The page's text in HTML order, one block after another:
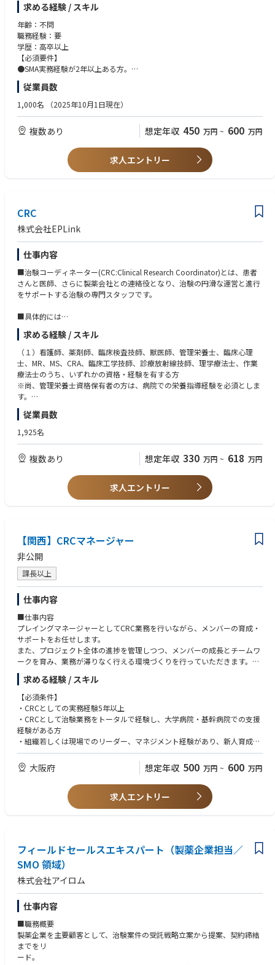
【主な業務内容】
●社内や社外の関係者との交渉・相談
●院内スタッフとの調整支援
●治験実施の可能性を確認するための調査
●治験に関する事務的業務の全体支援
入社者の大半が未経験者ですが、入社時研修やフォローアップ研修、OJT
など、自立へのサポート体制が充実しておりますのでご安心ください。
営業要素が多く、エリアや時期等によって異なりますが、外勤5から7割：
【働き方について】
●平均有給取得日数（2022年度） 12日
●1週間のスケジュール例
火（出社→外勤）：メールチェック、ミーティング、書類整理・ファイリ
ング、施設訪問
水（出社/来客対応）：メールチェック、来客対応、資料作成
CRCとミーティング
金（出社）：メールチェック、書類整理・ファイリング、資料作成、研修
受講
求める経験 / スキル
年齢：不問
職務経験：要
学歴：高卒以上
【必須要件】
●SMA実務経験が2年以上ある方。
●東京で約2週間に渡り実施される入社研修に参加可能な方。(※期間中は
東京滞在)
従業員数
1,000名 （2025年10月1日現在）
複数あり 想定年収 450 万円 ~ 600 万円
求人エントリー
CRC
株式会社EPLink
仕事内容
■治験コーディネーター(CRC:Clinical Research Coordinator)とは、患者
さんと医師、さらに製薬会社との連絡役となり、治験の円滑な運営と進行
をサポートする治験の専門スタッフです。
■具体的には
○治験に参加する患者（被験者）に対する試験内容の説明補助やフォロー
業務
○試験データや記録の整理、医師と製薬企業との調整など。
＊週の半分は大学病院又はクリニックにて被験者へのインフォームドコン
セント（情報提供）やフォローを、残りは社内にて書類作成等の業務を行
います。
新薬の開発に従事する立場として、最先端医療に携わることがやりがいの
一つです。
看護師・薬剤師・臨床検査技師の仕事からキャリアチェンジを図りたい
方、且つ臨床現場からあまり離れたくない方にお勧めしたいお仕事です。
ます（http://epsogo-recruit.jp/chiken/CRC.html）
★女性にとって働き易い環境で、育休・産休でお休みされていらっしゃる
求める経験 / スキル
（１）看護師、薬剤師、臨床検査技師、獣医師、管理栄養士、臨床心理
士、MR、MS、CRA、臨床工学技師、診療放射線技師、理学療法士、作業
療法士のうち、いずれかの資格・経験を有する方
※尚、管理栄養士資格保有者の方は、病院での栄養指導経験を必須としま
す。
（２）CRC経験者 ※経験者であれば資格は問いません
従業員数
1,925名
複数あり 想定年収 330 万円 ~ 618 万円
求人エントリー
【関西】CRCマネージャー
非公開
課長以上
仕事内容
■仕事内容
プレイングマネージャーとしてCRC業務を行いながら、メンバーの育成・
サポートをお任せします。
また、プロジェクト全体の進捗を管理しつつ、メンバーの成長とチームワ
ークを育み、業務が滞りなく行える環境づくりを行っていただきます。
・医療機関及び依頼者等との関係構築、プロジェクト推進支援
・治験業務の実施及びメンバーへの業務指導・マネジメント
・プロジェクト全体の進捗管理
・新規施設の立ち上げ
・メンバーの育成、業務フォロー体制の構築
・会社方針・ビジョンをメンバーに共有し、理解浸透を図る
・チーム内の情報共有や協働体制の強化による組織力向上
求める経験 / スキル
【必須条件】
・CRCとしての実務経験5年以上
・CRCとして治験業務をトータルで経験し、大学病院・基幹病院での支援
経験がある方
・組織若しくは現場でのリーダー、マネジメント経験があり、新人育成や
フォローができる方
【歓迎要件】
・自走して業務に取り組み、周囲を巻き込みながら前向きにトライアンド
エラーができる方。
・会社の方針や目指す方向性を理解し、柔軟に対応できる方
大阪府 想定年収 500 万円 ~ 600 万円
求人エントリー
フィールドセールスエキスパート（製薬企業担当／
SMO 領域）
株式会社アイロム
仕事内容
■職務概要
製薬企業を主要顧客として、治験案件の受託戦略立案から提案、契約締結
までをリ
ード。